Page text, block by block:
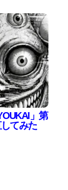
」第
てみた